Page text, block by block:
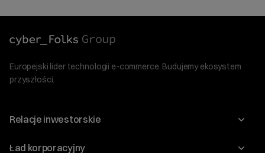
Europejski lider technologii e-commerce. Budujemy ekosystem
przyszłości.
Relacje inwestorskie
Raporty
Ład korporacyjny